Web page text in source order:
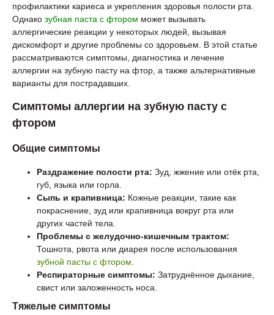
профилактики кариеса и укрепления здоровья полости рта.
Однако зубная паста с фтором может вызывать
аллергические реакции у некоторых людей, вызывая
дискомфорт и другие проблемы со здоровьем. В этой статье
рассматриваются симптомы, диагностика и лечение
аллергии на зубную пасту на фтор, а также альтернативные
варианты для пострадавших.
Симптомы аллергии на зубную пасту с
фтором
Общие симптомы
Раздражение полости рта: Зуд, жжение или отёк рта,
губ, языка или горла.
Сыпь и крапивница: Кожные реакции, такие как
покраснение, зуд или крапивница вокруг рта или
других частей тела.
Проблемы с желудочно-кишечным трактом:
Тошнота, рвота или диарея после использования
зубной пасты с фтором
Респираторные симптомы: Затруднённое дыхание,
свист или заложенность носа.
Тяжелые симптомы